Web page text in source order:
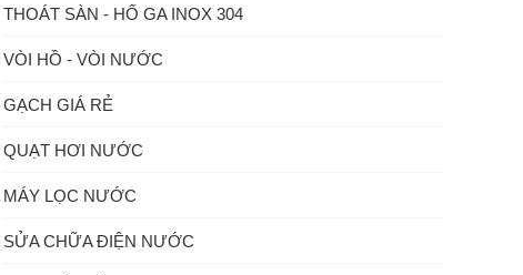
THOÁT SÀN - HỐ GA INOX 304
VÒI HỒ - VÒI NƯỚC
GẠCH GIÁ RẺ
QUẠT HƠI NƯỚC
MÁY LỌC NƯỚC
SỬA CHỮA ĐIỆN NƯỚC